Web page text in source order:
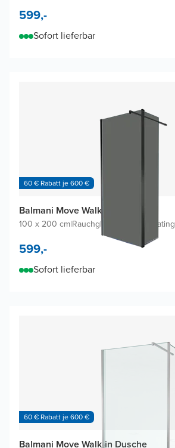
599,-
Sofort lieferbar
60 € Rabatt je 600 €
Balmani Move Walk-in Dusche
100 x 200 cm|Rauchglas inklusive Coating
599,-
Sofort lieferbar
60 € Rabatt je 600 €
Balmani Move Walk-in Dusche